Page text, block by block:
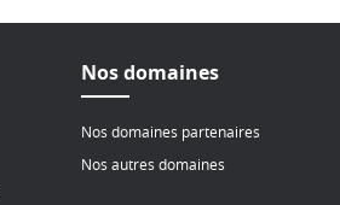
Nos domaines
Nos domaines partenaires
Nos autres domaines